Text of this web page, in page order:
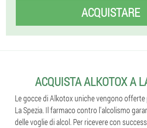
ACQUISTARE
ACQUISTA ALKOTOX A
Le gocce di Alkotox uniche vengono
La Spezia. Il farmaco contro l'alcolismo
delle voglie di alcol. Per ricevere con